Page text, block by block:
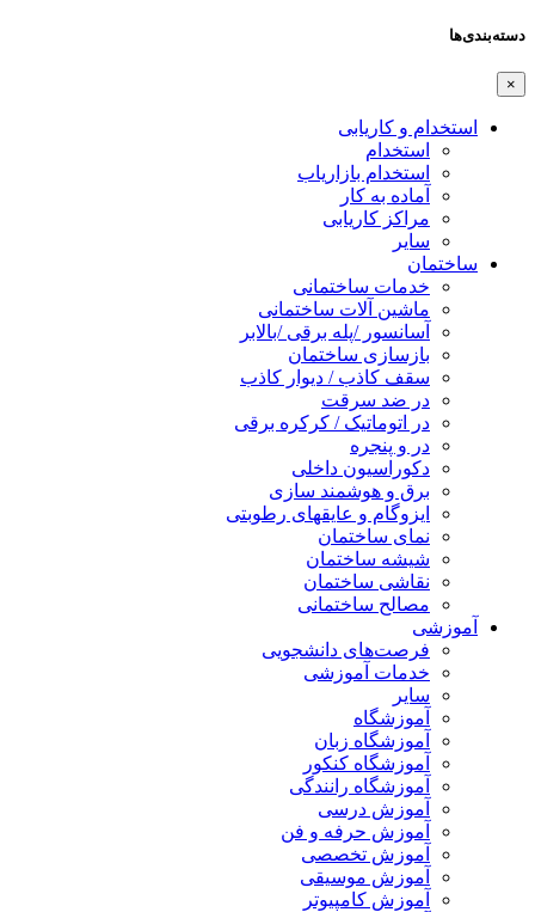
دسته‌بندی‌ها
×
استخدام و کاریابی
استخدام
استخدام بازاریاب
آماده به کار
مراکز کاریابی
سایر
ساختمان
خدمات ساختمانی
ماشین آلات ساختمانی
آسانسور /پله برقی /بالابر
بازسازی ساختمان
سقف کاذب / دیوار کاذب
در ضد سرقت
در اتوماتیک / کرکره برقی
در و پنجره
دکوراسیون داخلی
برق و هوشمند سازی
ایزوگام و عایقهای رطوبتی
نمای ساختمان
شیشه ساختمان
نقاشی ساختمان
مصالح ساختمانی
آموزشی
فرصت‌های دانشجویی
خدمات آموزشی
سایر
آموزشگاه
آموزشگاه زبان
آموزشگاه کنکور
آموزشگاه رانندگی
آموزش درسی
آموزش حرفه و فن
آموزش تخصصی
آموزش موسیقی
آموزش کامپیوتر